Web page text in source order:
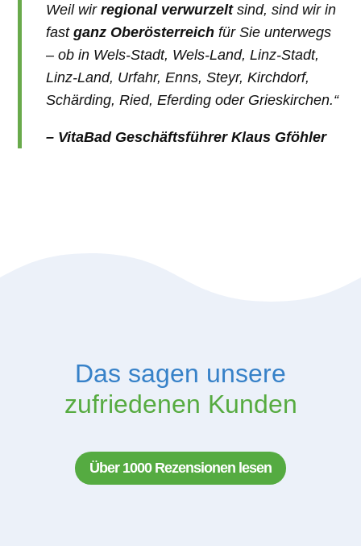
Weil wirregional verwurzeltsind, sind wir in
fastganz Oberösterreich für Sie unterwegs
– ob in Wels-Stadt, Wels-Land, Linz-Stadt,
Linz-Land, Urfahr, Enns, Steyr, Kirchdorf,
Schärding, Ried, Eferding oder Grieskirchen.“
– VitaBad Geschäftsführer Klaus Gföhler
Das sagen unsere
zufriedenen Kunden
Über 1000 Rezensionen lesen